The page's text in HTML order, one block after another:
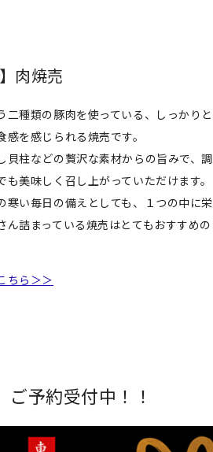
肉焼売
二種類の豚肉を使っている、しっかりと
感を感じられる焼売です。
貝柱などの贅沢な素材からの旨みで、調
も美味しく召し上がっていただけます。
寒い毎日の備えとしても、１つの中に栄
ん詰まっている焼売はとてもおすすめの
ちら＞＞
予約受付中！！